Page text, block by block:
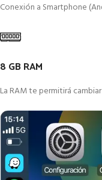
Conexión a Smartphone
8 GB RAM
La RAM te permitirá